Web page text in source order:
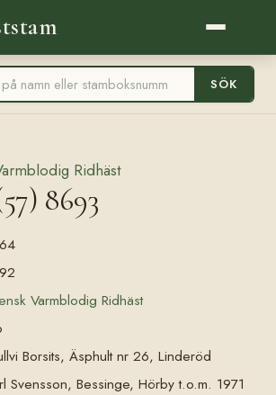
SÖK
Ridhäst
8693
Varmblodig Ridhäst
Borsits, Äsphult nr 26, Linderöd
Svensson, Bessinge, Hörby t.o.m. 1971